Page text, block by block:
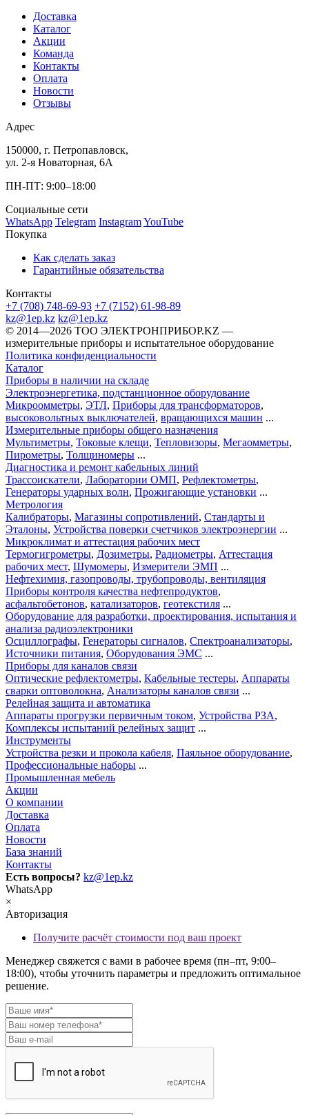
Доставка
Каталог
Акции
Команда
Контакты
Оплата
Новости
Отзывы
Адрес
150000, г. Петропавловск,
ул. 2-я Новаторная, 6А
ПН-ПТ: 9:00–18:00
Социальные сети
WhatsApp Telegram InstagramYouTube
Покупка
Как сделать заказ
Гарантийные обязательства
Контакты
+7 (708) 748-69-93 +7 (7152) 61-98-89
kz@1ep.kz kz@1ep.kz
©️ 2014—2026 ТОО ЭЛЕКТРОНПРИБОР.KZ —
измерительные приборы и испытательное оборудование
Политика конфиденциальности
Каталог
Приборы в наличии на складе
Электроэнергетика, подстанционное оборудование
Микроомметры, ЭТЛ, Приборы для трансформаторов,
высоковольтных выключателей, вращающихся машин ...
Измерительные приборы общего назначения
Мультиметры, Токовые клещи, Тепловизоры, Мегаомметры,
Пирометры, Толщиномеры ...
Диагностика и ремонт кабельных линий
Трассоискатели, Лаборатории ОМП, Рефлектометры,
Генераторы ударных волн, Прожигающие установки ...
Метрология
Калибраторы, Магазины сопротивлений, Стандарты и
Эталоны, Устройства поверки счетчиков электроэнергии ...
Микроклимат и аттестация рабочих мест
Термогигрометры, Дозиметры, Радиометры, Аттестация
рабочих мест, Шумомеры, Измерители ЭМП ...
Нефтехимия, газопроводы, трубопроводы, вентиляция
Приборы контроля качества нефтепродуктов,
асфальтобетонов, катализаторов, геотекстиля ...
Оборудование для разработки, проектирования, испытания и
анализа радиоэлектроники
Осциллографы, Генераторы сигналов, Спектроанализаторы,
Источники питания, Оборудования ЭМС ...
Приборы для каналов связи
Оптические рефлектометры, Кабельные тестеры, Аппараты
сварки оптоволокна, Анализаторы каналов связи ...
Релейная защита и автоматика
Аппараты прогрузки первичным током, Устройства РЗА,
Комплексы испытаний релейных защит ...
Инструменты
Устройства резки и прокола кабеля, Паяльное оборудование,
Профессиональные наборы ...
Промышленная мебель
Акции
О компании
Доставка
Оплата
Новости
База знаний
Контакты
Есть вопросы? kz@1ep.kz
WhatsApp
×
Авторизация
Получите расчёт стоимости под ваш проект
Менеджер свяжется с вами в рабочее время (пн–пт, 9:00–
18:00), чтобы уточнить параметры и предложить оптимальное
решение.